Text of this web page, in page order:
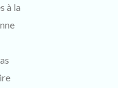
à la